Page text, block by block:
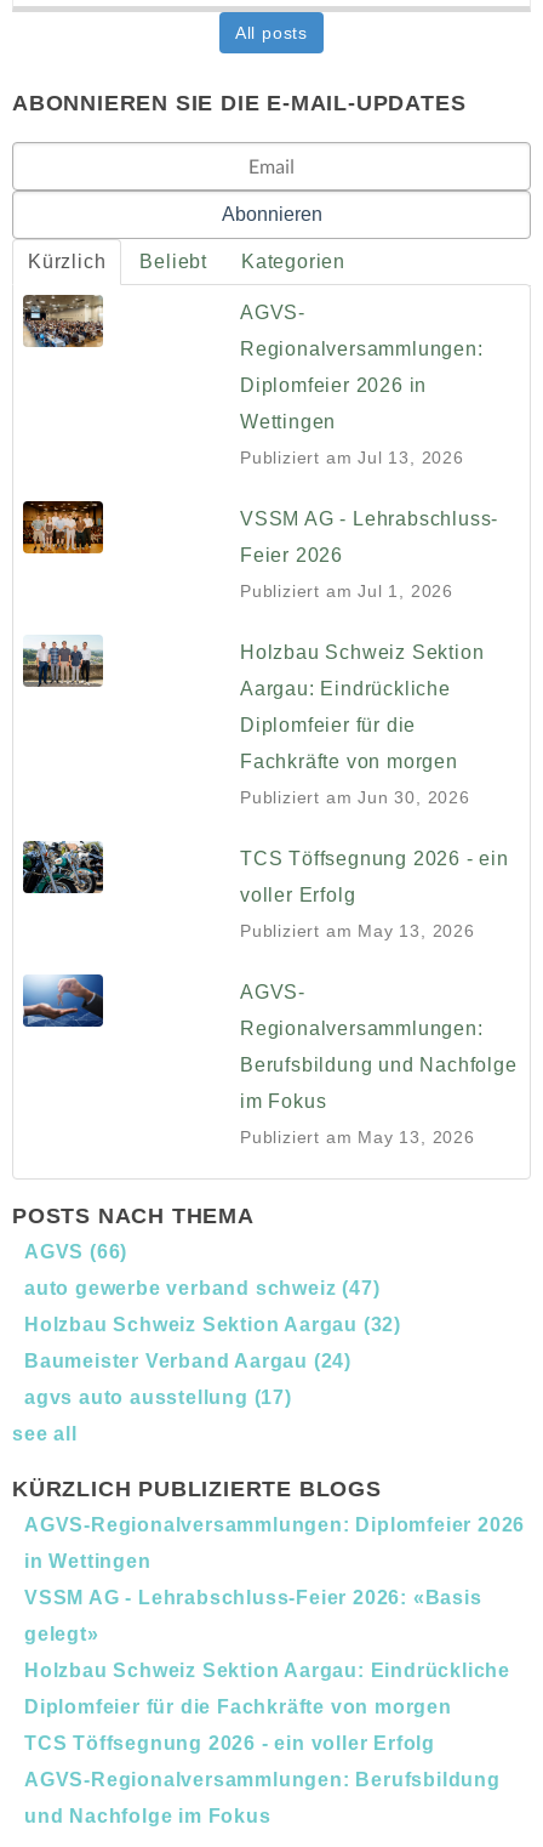
All posts
ABONNIEREN SIE DIE E-MAIL-UPDATES
Kürzlich Beliebt Kategorien
AGVS-
Regionalversammlungen:
Diplomfeier 2026 in
Wettingen
Publiziert am Jul 13, 2026
VSSM AG - Lehrabschluss-
Feier 2026
Publiziert am Jul 1, 2026
Holzbau Schweiz Sektion
Aargau: Eindrückliche
Diplomfeier für die
Fachkräfte von morgen
Publiziert am Jun 30, 2026
TCS Töffsegnung 2026 - ein
voller Erfolg
Publiziert am May 13, 2026
AGVS-
Regionalversammlungen:
Berufsbildung und Nachfolge
im Fokus
Publiziert am May 13, 2026
POSTS NACH THEMA
AGVS (66)
auto gewerbe verband schweiz(47)
Holzbau Schweiz Sektion Aargau (32)
Baumeister Verband Aargau (24)
agvs auto ausstellung (17)
see all
KÜRZLICH PUBLIZIERTE BLOGS
AGVS-Regionalversammlungen: Diplomfeier 2026
in Wettingen
VSSM AG - Lehrabschluss-Feier 2026: «Basis
gelegt»
Holzbau Schweiz Sektion Aargau: Eindrückliche
Diplomfeier für die Fachkräfte von morgen
TCS Töffsegnung 2026 - ein voller Erfolg
AGVS-Regionalversammlungen: Berufsbildung
und Nachfolge im Fokus